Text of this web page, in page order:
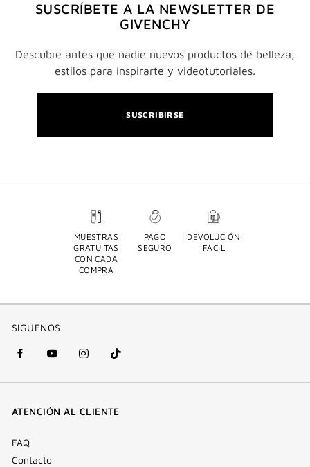
SUSCRÍBETE A LA NEWSLETTER DE
GIVENCHY
Descubre antes que nadie nuevos productos de belleza,
estilos para inspirarte y videotutoriales.
SUSCRIBIRSE
MUESTRAS
GRATUITAS
CON CADA
COMPRA
PAGO
SEGURO
DEVOLUCIÓN
FÁCIL
SÍGUENOS
Facebook
(nueva
YouTube
(nueva
Instagram
(nueva
Tik
Tok
ventana)
ATENCIÓN AL CLIENTE
FAQ
Contacto